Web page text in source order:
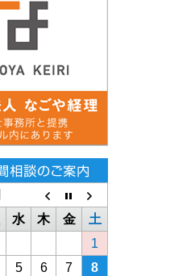
水 木 金
土
1
5 6 7
8